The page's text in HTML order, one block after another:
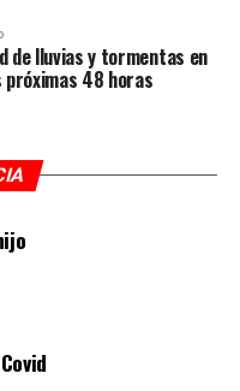
de lluvias y tormentas en
48 horas